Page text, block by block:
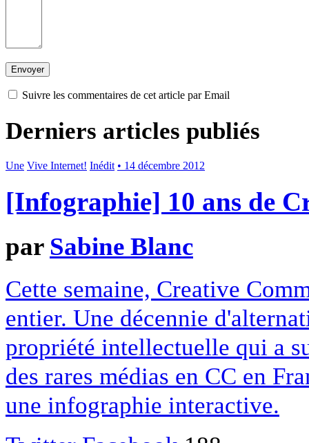
Suivre les commentaires de cet article par Email
Derniers articles publiés
Une Vive Internet! Inédit • 14 décembre 2012
[Infographie] 10 ans de
par Sabine Blanc
Cette semaine, Creative
entier. Une décennie
propriété intellectuelle qui a
des rares médias en CC en
une infographie interactive.